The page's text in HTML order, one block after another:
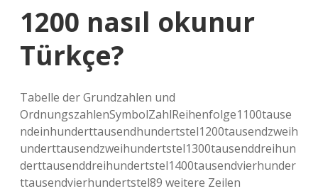
1200 nasıl okunur
Türkçe?
Tabelle der Grundzahlen und
OrdnungszahlenSymbolZahlReihenfolge1100tause
ndeinhunderttausendhundertstel1200tausendzweih
underttausendzweihundertstel1300tausenddreihun
derttausenddreihundertstel1400tausendvierhunder
ttausendvierhundertstel89 weitere Zeilen